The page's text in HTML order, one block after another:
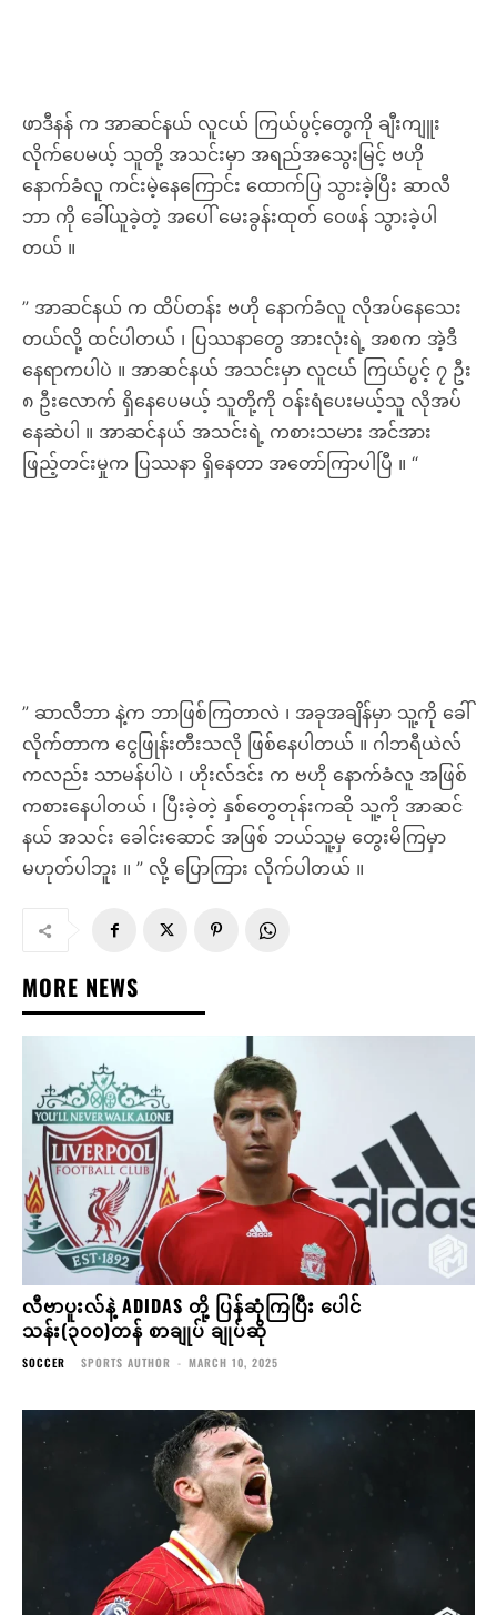
” အာဆင်နယ် က ထိပ်တန်း ဗဟို နောက်ခံလူ လိုအပ်နေသေး
တယ်လို့ ထင်ပါတယ် ၊ ပြဿနာတွေ အားလုံးရဲ့ အစက အဲ့ဒီ
နေရာကပါပဲ ။ အာဆင်နယ် အသင်းမှာ လူငယ် ကြယ်ပွင့် ၇ ဦး
၈ ဦးလောက် ရှိနေပေမယ့် သူတို့ကို ဝန်းရံပေးမယ့်သူ လိုအပ်
ဖြည့်တင်းမှုက ပြဿနာ ရှိနေတာ အတော်ကြာပါပြီ ။ “
” ဆာလီဘာ နဲ့က ဘာဖြစ်ကြတာလဲ ၊ အခုအချိန်မှာ သူ့ကို ခေါ်
လိုက်တာက ငွေဖြုန်းတီးသလို ဖြစ်နေပါတယ် ။ ဂါဘရီယဲလ်
ကလည်း သာမန်ပါပဲ ၊ ဟိုးလ်ဒင်း က ဗဟို နောက်ခံလူ အဖြစ်
ကစားနေပါတယ် ၊ ပြီးခဲ့တဲ့ နှစ်တွေတုန်းကဆို သူ့ကို အာဆင်
လီဗာပူးလ်နဲ့ ADIDAS တို့ ပြန်ဆုံကြပြီး ပေါင်
သန်း(၃၀၀)တန် စာချုပ် ချုပ်ဆို
ပီအက်စ်ဂျီက သူတို့ ရင်ဆိုင်ခဲ့ရသမျှထဲ အကောင်းဆုံး
အသင်းလို့ ရောဘတ်ဆန် ဆို